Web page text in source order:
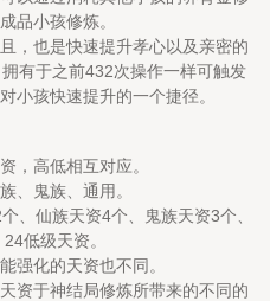
品小孩修炼。
也是快速提升孝心以及亲密的
有于之前432次操作一样可触发
小孩快速提升的一个捷径。
高低相互对应。
鬼族、通用。
仙族天资4个、鬼族天资3个、
低级天资。
化的天资也不同。
于神结局修炼所带来的不同的